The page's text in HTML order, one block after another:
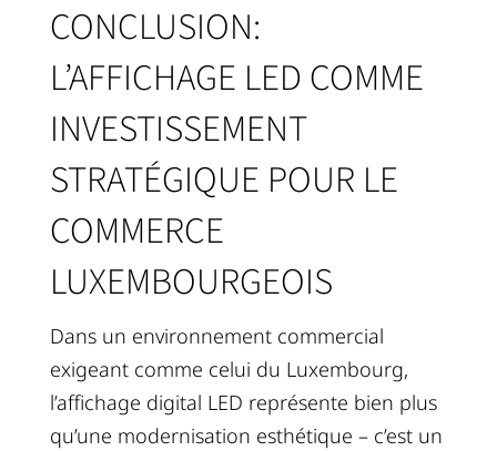
CONCLUSION:
L’AFFICHAGE LED COMME
INVESTISSEMENT
STRATÉGIQUE POUR LE
COMMERCE
LUXEMBOURGEOIS
Dans un environnement commercial
exigeant comme celui du Luxembourg,
l’affichage digital LED représente bien plus
qu’une modernisation esthétique – c’est un